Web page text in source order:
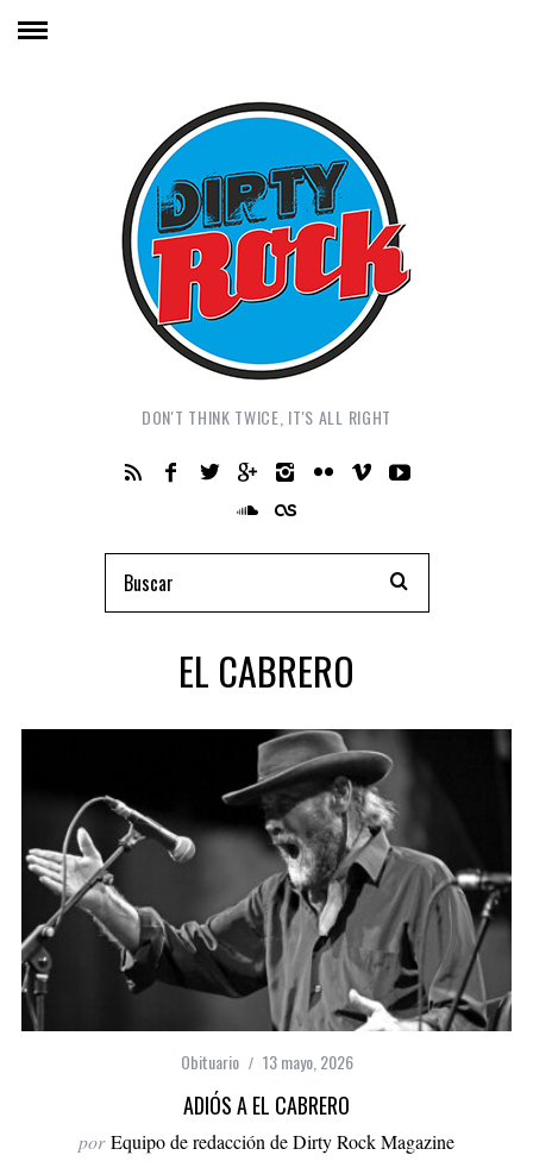
DON'T THINK TWICE, IT'S ALL RIGHT
EL CABRERO
Obituario 13 mayo, 2026
ADIÓS A EL CABRERO
por Equipo de redacción de Dirty Rock Magazine